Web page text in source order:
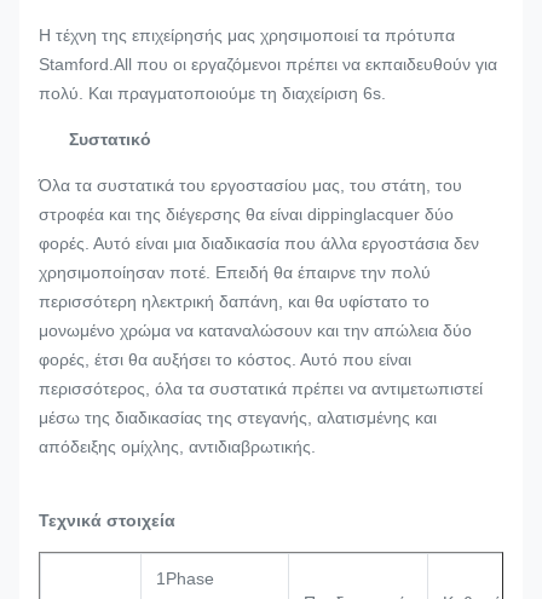
Η τέχνη της επιχείρησής μας χρησιμοποιεί τα πρότυπα
Stamford.All που οι εργαζόμενοι πρέπει να εκπαιδευθούν για
πολύ. Και πραγματοποιούμε τη διαχείριση 6s.
Συστατικό
Όλα τα συστατικά του εργοστασίου μας, του στάτη, του
στροφέα και της διέγερσης θα είναι dippinglacquer δύο
φορές. Αυτό είναι μια διαδικασία που άλλα εργοστάσια δεν
χρησιμοποίησαν ποτέ. Επειδή θα έπαιρνε την πολύ
περισσότερη ηλεκτρική δαπάνη, και θα υφίστατο το
μονωμένο χρώμα να καταναλώσουν και την απώλεια δύο
φορές, έτσι θα αυξήσει το κόστος. Αυτό που είναι
περισσότερος, όλα τα συστατικά πρέπει να αντιμετωπιστεί
μέσω της διαδικασίας της στεγανής, αλατισμένης και
απόδειξης ομίχλης, αντιδιαβρωτικής.
Τεχνικά στοιχεία
1Phase